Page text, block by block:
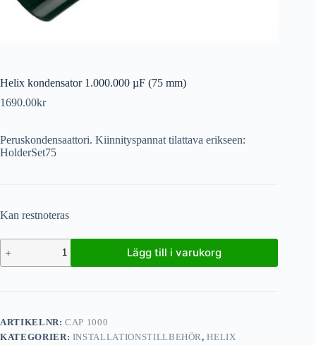
Helix kondensator 1.000.000 µF (75 mm)
1690.00kr
Peruskondensaattori. Kiinnityspannat tilattava erikseen:
HolderSet75
Kan restnoteras
Lägg till i varukorg
ARTIKELNR:CAP 1000
KATEGORIER: INSTALLATIONSTILLBEHÖR,HELIX